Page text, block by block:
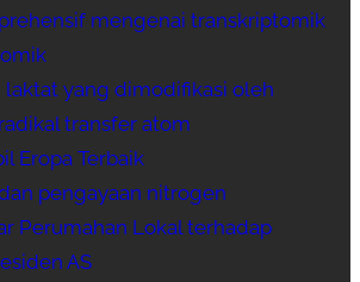
mengenai transkriptomik
laktat yang dimodifikasi oleh
transfer atom
Eropa Terbaik
pengayaan nitrogen
Perumahan Lokal terhadap
AS